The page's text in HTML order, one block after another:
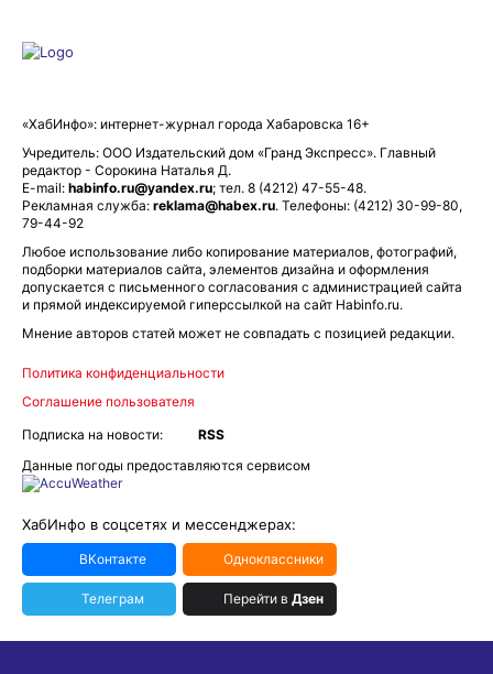
«ХабИнфо»: интернет-журнал города Хабаровска 16+
Учредитель: ООО Издательский дом «Гранд Экспресс». Главный
редактор - Сорокина Наталья Д.
E-mail: habinfo.ru@yandex.ru; тел. 8 (4212) 47-55-48.
Рекламная служба: reklama@habex.ru. Телефоны: (4212) 30-99-80,
79-44-92
Любое использование либо копирование материалов, фотографий,
подборки материалов сайта, элементов дизайна и оформления
допускается с письменного согласования с администрацией сайта
и прямой индексируемой гиперссылкой на сайт Habinfo.ru.
Мнение авторов статей может не совпадать с позицией редакции.
Политика конфиденциальности
Соглашение пользователя
Подписка на новости:
RSS
Данные погоды предоставляются сервисом
ХабИнфо в соцсетях и мессенджерах:
ВКонтакте Одноклассники
Телеграм Перейти в Дзен